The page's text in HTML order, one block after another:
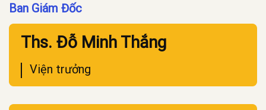
Ban Giám Đốc
Ths. Đỗ Minh Thắng
Viện trưởng